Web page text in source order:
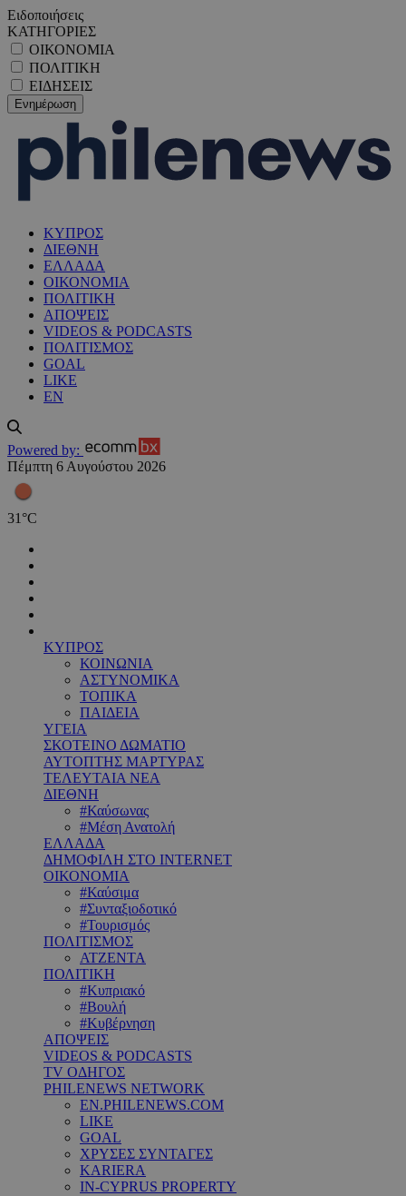
Ειδοποιήσεις
ΚΑΤΗΓΟΡΙΕΣ
ΟΙΚΟΝΟΜΙΑ
ΠΟΛΙΤΙΚΗ
ΕΙΔΗΣΕΙΣ
ΚΥΠΡΟΣ
ΔΙΕΘΝΗ
ΕΛΛΑΔΑ
ΟΙΚΟΝΟΜΙΑ
ΠΟΛΙΤΙΚΗ
ΑΠΟΨΕΙΣ
VIDEOS & PODCASTS
ΠΟΛΙΤΙΣΜΟΣ
GOAL
LIKE
EN
Powered by:
Πέμπτη 6 Αυγούστου 2026
31 °C
ΚΥΠΡΟΣ
ΚΟΙΝΩΝΙΑ
ΑΣΤΥΝΟΜΙΚΑ
ΤΟΠΙΚΑ
ΠΑΙΔΕΙΑ
ΥΓΕΙΑ
ΣΚΟΤΕΙΝΟ ΔΩΜΑΤΙΟ
ΑΥΤΟΠΤΗΣ ΜΑΡΤΥΡΑΣ
ΤΕΛΕΥΤΑΙΑ ΝΕΑ
ΔΙΕΘΝΗ
#Καύσωνας
#Μέση Ανατολή
ΕΛΛΑΔΑ
ΔΗΜΟΦΙΛΗ ΣΤΟ INTERNET
ΟΙΚΟΝΟΜΙΑ
#Καύσιμα
#Συνταξιοδοτικό
#Τουρισμός
ΠΟΛΙΤΙΣΜΟΣ
ΑΤΖΕΝΤΑ
ΠΟΛΙΤΙΚΗ
#Κυπριακό
#Βουλή
#Κυβέρνηση
ΑΠΟΨΕΙΣ
VIDEOS & PODCASTS
TV ΟΔΗΓΟΣ
PHILENEWS NETWORK
EN.PHILENEWS.COM
LIKE
GOAL
ΧΡΥΣΕΣ ΣΥΝΤΑΓΕΣ
KARIERA
IN-CYPRUS PROPERTY